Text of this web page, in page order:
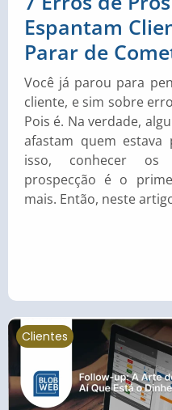
Espantam
Parar de
Você já parou para
cliente, e sim sobre
Pois é. Na verdade,
afastam quem
isso, conhecer
prospecção é o
mais. Então, neste
Clientes